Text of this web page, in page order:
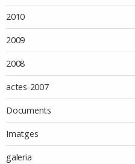
2010
2009
2008
actes-2007
Documents
Imatges
galeria